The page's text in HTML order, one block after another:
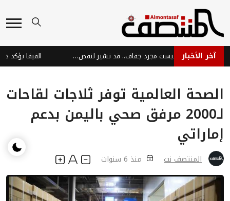
آخر الأخبار تشققات زوايا الفم: ليست مجرد جفاف.. قد تشير لنقص فيتامينات وحديد!
الصحة العالمية توفر ثلاجات لقاحات
لـ2000 مرفق صحي باليمن بدعم
إماراتي
المنتصف نت منذ 6 سنوات